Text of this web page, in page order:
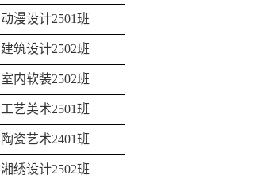
动漫设计2501班
建筑设计2502班
室内软装2502班
工艺美术2501班
陶瓷艺术2401班
湘绣设计2502班